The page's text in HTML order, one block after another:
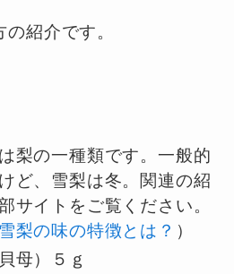
紹介です。
梨の一種類です。一般的
ど、雪梨は冬。関連の紹
サイトをご覧ください。
梨の味の特徴とは？ ）
母）５ｇ